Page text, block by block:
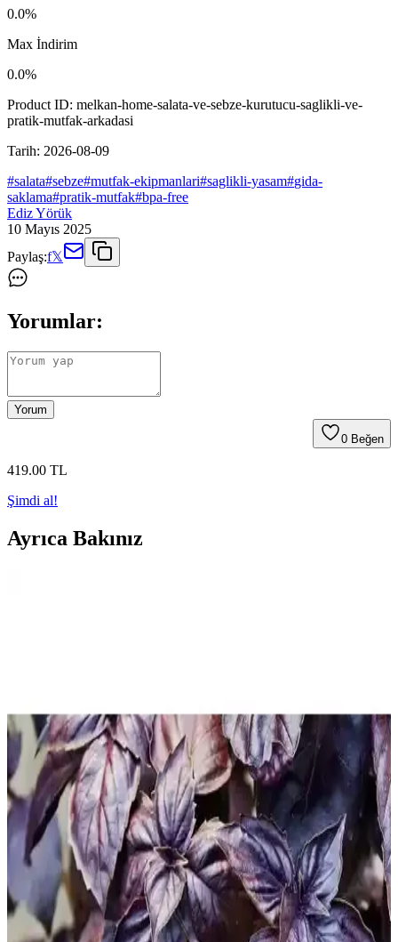
0.0%
Max İndirim
0.0%
Product ID: melkan-home-salata-ve-sebze-kurutucu-saglikli-ve-
pratik-mutfak-arkadasi
Tarih: 2026-08-09
#salata#sebze#mutfak-ekipmanlari#saglikli-yasam#gida-
saklama#pratik-mutfak#bpa-free
Ediz Yörük
10 Mayıs 2025
Paylaş:f𝕏
Yorumlar:
Yorum
0 Beğen
419.00 TL
Şimdi al!
Ayrıca Bakınız
Salata Kurutucu ile Mutfak Dekorasyonunu
Modern ve Fonksiyonel Hale Getirin
Salata kurutucu, mutfak düzenini sağlarken salataların tazeliğini
korur, şık tasarımıyla dekorasyona uyum sağlar. Dayanıklı ve
kullanışlı modellerle yaşam alanlarınızı kolayca yenileyin.
Modern ve Fonksiyonel Salata Kurutucu
Ürünleriyle Mutfak Verimliliğinizi Artırın
Modern mutfakların vazgeçilmezi olan salata kurutucular, kullanım
kolaylığı ve şık tasarımlarıyla mutfak verimliliğinizi artırır, hijyen
sağlar ve alan tasarrufu sunar.